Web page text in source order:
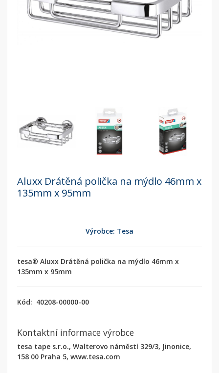
Aluxx Drátěná polička na mýdlo 46mm x
135mm x 95mm
Výrobce: Tesa
tesa® Aluxx Drátěná polička na mýdlo 46mm x
135mm x 95mm
Kód: 40208-00000-00
Kontaktní informace výrobce
tesa tape s.r.o., Walterovo náměstí 329/3, Jinonice,
158 00 Praha 5, www.tesa.com